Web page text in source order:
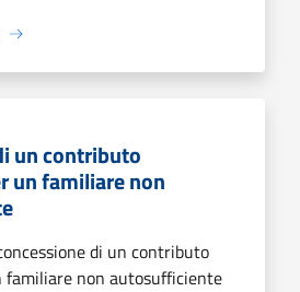
un contributo
un familiare non
di un contributo
familiare non autosufficiente